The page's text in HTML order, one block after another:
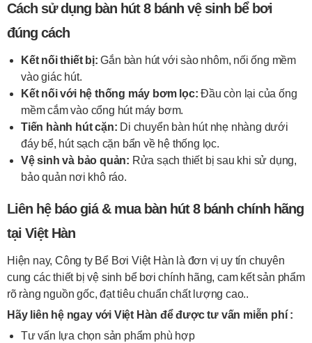
Cách sử dụng bàn hút 8 bánh vệ sinh bể bơi
đúng cách
Kết nối thiết bị:Gắn bàn hút với sào nhôm, nối ống mềm
vào giác hút.
Kết nối với hệ thống máy bơm lọc: Đầu còn lại của ống
mềm cắm vào cổng hút máy bơm.
Tiến hành hút cặn: Di chuyển bàn hút nhẹ nhàng dưới
đáy bể, hút sạch cặn bẩn về hệ thống lọc.
Vệ sinh và bảo quản: Rửa sạch thiết bị sau khi sử dụng,
bảo quản nơi khô ráo.
Liên hệ báo giá & mua bàn hút 8 bánh chính hãng
tại Việt Hàn
Hiện nay, Công ty Bể Bơi Việt Hàn là đơn vị uy tín chuyên
cung các thiết bị vệ sinh bể bơi chính hãng, cam kết sản phẩm
rõ ràng nguồn gốc, đạt tiêu chuẩn chất lượng cao..
Hãy liên hệ ngay với Việt Hàn để được tư vấn miễn phí :
Tư vấn lựa chọn sản phẩm phù hợp